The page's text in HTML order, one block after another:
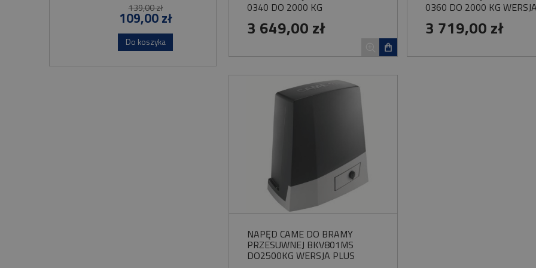
139,00 zł
109,00 zł
Do koszyka
259,00 zł
209,00 zł
0340 DO 2000 KG
3 649,00 zł
0360 DO 2000 KG
3 719,00 zł
NAPĘD CAME DO BRAMY
PRZESUWNEJ BKV801MS
DO2500KG WERSJA PLUS